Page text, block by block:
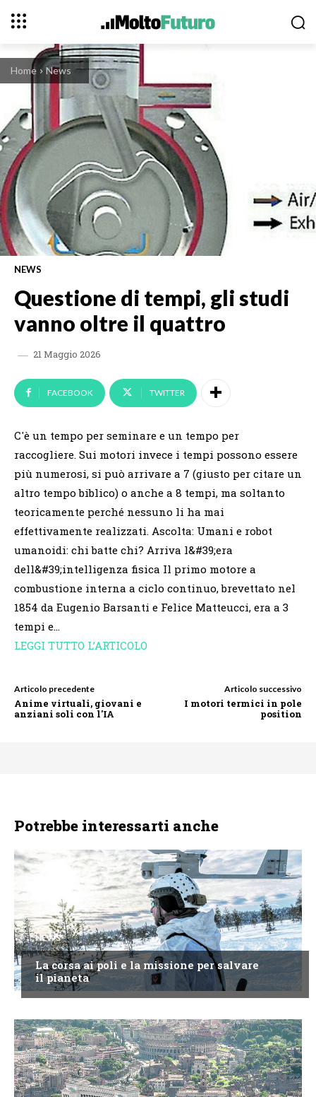
Home News
NEWS
Questione di tempi, gli studi
vanno oltre il quattro
21 Maggio 2026
FACEBOOK TWITTER
C'è un tempo per seminare e un tempo per
raccogliere. Sui motori invece i tempi possono essere
più numerosi, si può arrivare a 7 (giusto per citare un
altro tempo biblico) o anche a 8 tempi, ma soltanto
teoricamente perché nessuno li ha mai
effettivamente realizzati. Ascolta: Umani e robot
umanoidi: chi batte chi? Arriva l&#39;era
dell&#39;intelligenza fisica Il primo motore a
combustione interna a ciclo continuo, brevettato nel
1854 da Eugenio Barsanti e Felice Matteucci, era a 3
tempi e…
LEGGI TUTTO L’ARTICOLO
Articolo precedente
Anime virtuali, giovani e
anziani soli con l'IA
Articolo successivo
I motori termici in pole
position
Potrebbe interessarti anche
NEWS
La corsa ai poli e la missione per salvare
il pianeta